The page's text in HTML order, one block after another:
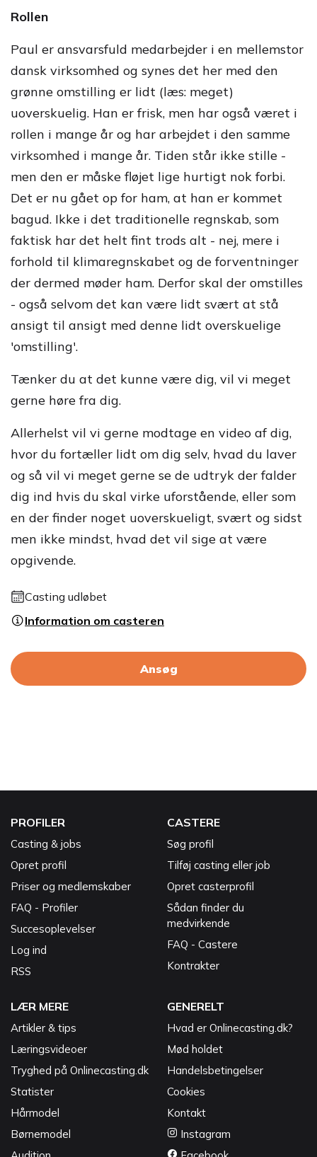
Rollen
Paul er ansvarsfuld medarbejder i en mellemstor
dansk virksomhed og synes det her med den
grønne omstilling er lidt (læs: meget)
uoverskuelig. Han er frisk, men har også været i
rollen i mange år og har arbejdet i den samme
virksomhed i mange år. Tiden står ikke stille -
men den er måske fløjet lige hurtigt nok forbi.
Det er nu gået op for ham, at han er kommet
bagud. Ikke i det traditionelle regnskab, som
faktisk har det helt fint trods alt - nej, mere i
forhold til klimaregnskabet og de forventninger
der dermed møder ham. Derfor skal der omstilles
- også selvom det kan være lidt svært at stå
ansigt til ansigt med denne lidt overskuelige
'omstilling'.
Tænker du at det kunne være dig, vil vi meget
gerne høre fra dig.
Allerhelst vil vi gerne modtage en video af dig,
hvor du fortæller lidt om dig selv, hvad du laver
og så vil vi meget gerne se de udtryk der falder
dig ind hvis du skal virke uforstående, eller som
en der finder noget uoverskueligt, svært og sidst
men ikke mindst, hvad det vil sige at være
opgivende.
Casting udløbet
Information om casteren
Ansøg
PROFILER
Casting & jobs
Opret profil
Priser og medlemskaber
FAQ - Profiler
Succesoplevelser
Log ind
RSS
CASTERE
Søg profil
Tilføj casting eller job
Opret casterprofil
Sådan finder du
medvirkende
FAQ - Castere
Kontrakter
LÆR MERE
Artikler & tips
Læringsvideoer
Tryghed på Onlinecasting.dk
Statister
Hårmodel
Børnemodel
GENERELT
Hvad er Onlinecasting.dk?
Mød holdet
Handelsbetingelser
Cookies
Kontakt
Instagram